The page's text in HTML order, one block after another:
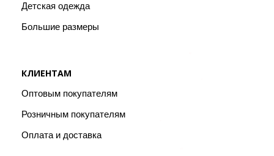
Детская одежда
Большие размеры
КЛИЕНТАМ
Оптовым покупателям
Розничным покупателям
Оплата и доставка